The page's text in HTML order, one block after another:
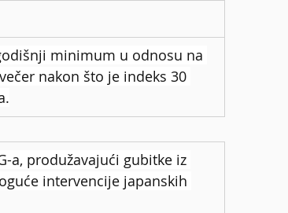
minimum u odnosu na
nakon što je indeks 30
a, produžavajući gubitke iz
intervencije japanskih